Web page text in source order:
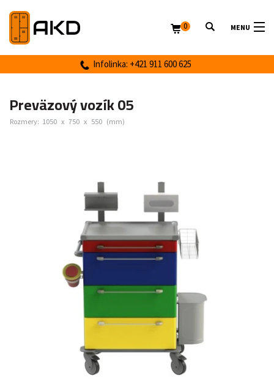
MENU
Infolinka: +421 911 600 625
0
Preväzový vozík 05
Rozmery: 1050 x 750 x 550 (mm)